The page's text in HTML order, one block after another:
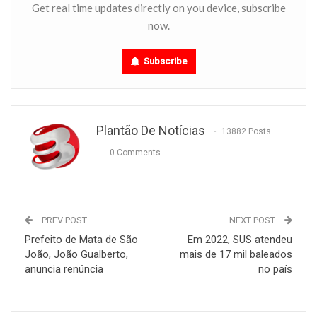
Get real time updates directly on you device, subscribe
now.
Subscribe
Plantão De Notícias 13882 Posts
0 Comments
PREV POST
Prefeito de Mata de São
João, João Gualberto,
anuncia renúncia
NEXT POST
Em 2022, SUS atendeu
mais de 17 mil baleados
no país